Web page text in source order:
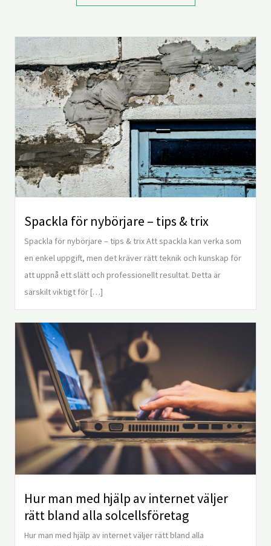
Spackla för nybörjare – tips & trix
Spackla för nybörjare – tips & trix Att spackla kan verka som
en enkel uppgift, men det kräver rätt teknik och kunskap för
att uppnå ett slätt och professionellt resultat. Detta är
särskilt viktigt för […]
Hur man med hjälp av internet väljer
rätt bland alla solcellsföretag
Hur man med hjälp av internet väljer rätt bland alla